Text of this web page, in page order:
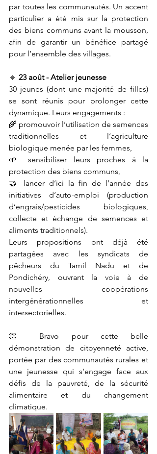
par toutes les communautés. Un accent
particulier a été mis sur la protection
des biens communs avant la mousson,
afin de garantir un bénéfice partagé
pour l’ensemble des villages.
🔹 23 août - Atelier jeunesse
30 jeunes (dont une majorité de filles)
se sont réunis pour prolonger cette
dynamique. Leurs engagements :
🌾 promouvoir l’utilisation de semences
traditionnelles et l’agriculture
biologique menée par les femmes,
🌱 sensibiliser leurs proches à la
protection des biens communs,
🤝 lancer d’ici la fin de l’année des
initiatives d’auto-emploi (production
d’engrais/pesticides biologiques,
collecte et échange de semences et
aliments traditionnels).
Leurs propositions ont déjà été
partagées avec les syndicats de
pêcheurs du Tamil Nadu et de
Pondichéry, ouvrant la voie à de
nouvelles coopérations
intergénérationnelles et
intersectorielles.
👏 Bravo pour cette belle
démonstration de citoyenneté active,
portée par des communautés rurales et
une jeunesse qui s’engage face aux
défis de la pauvreté, de la sécurité
alimentaire et du changement
climatique.